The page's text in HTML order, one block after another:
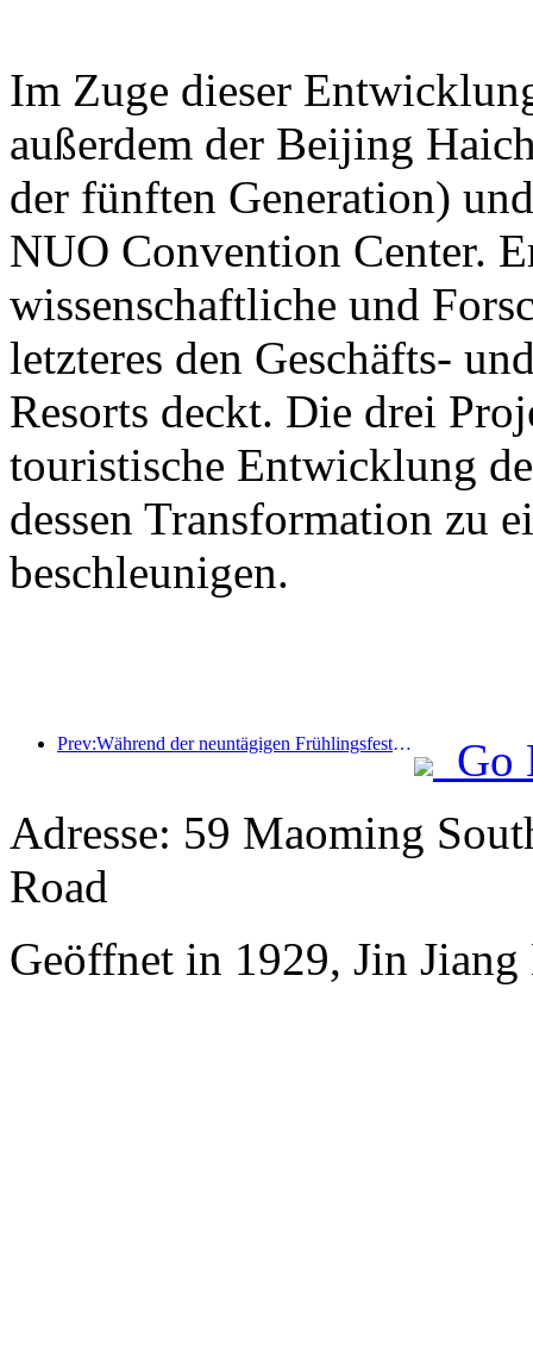
Im Zuge dieser
außerdem der Beijing
der fünften Generation)
NUO Convention Center.
wissenschaftliche und
letzteres den Geschäfts-
Resorts deckt. Die drei
touristische Entwicklung
dessen Transformation zu
beschleunigen.
Prev:Während der neuntägigen Frühlingsfesttage werden voraussichtlich mehr als 18 Millionen Menschen ins Land ein- und ausreisen.
Go
Adresse: 59 Maoming
Road
Geöffnet in 1929, Jin